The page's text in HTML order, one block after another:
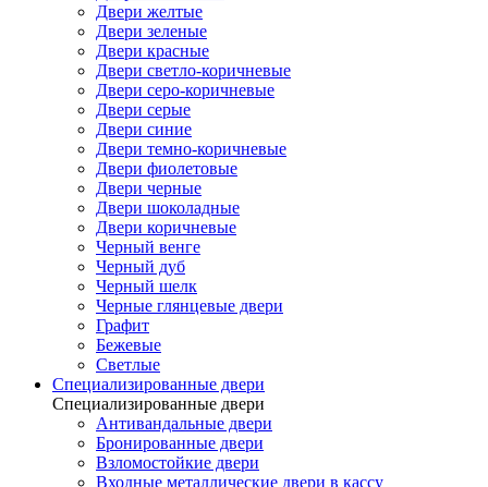
Двери желтые
Двери зеленые
Двери красные
Двери светло-коричневые
Двери серо-коричневые
Двери серые
Двери синие
Двери темно-коричневые
Двери фиолетовые
Двери черные
Двери шоколадные
Двери коричневые
Черный венге
Черный дуб
Черный шелк
Черные глянцевые двери
Графит
Бежевые
Светлые
Специализированные двери
Специализированные двери
Антивандальные двери
Бронированные двери
Взломостойкие двери
Входные металлические двери в кассу